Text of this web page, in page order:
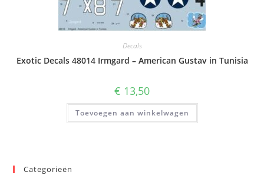
Decals
Exotic Decals 48014 Irmgard – American Gustav in Tunisia
€ 13,50
Toevoegen aan winkelwagen
Categorieën